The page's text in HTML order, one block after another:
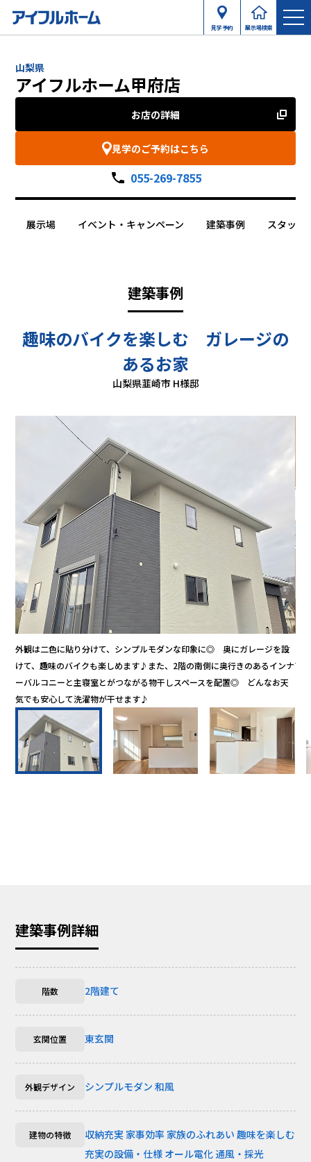
見学予約 展示場検索
山梨県
アイフルホーム甲府店
お店の詳細
見学のご予約はこちら
055-269-7855
展示場 イベント・キャンペーン 建築事例 スタッフ
建築事例
趣味のバイクを楽しむ ガレージの
あるお家
山梨県韮崎市 H様邸
外観は二色に貼り分けて、シンプルモダンな印象に◎ 奥にガレージを設
けて、趣味のバイクも楽しめます♪また、2階の南側に奥行きのあるインナ
ーバルコニーと主寝室とがつながる物干しスペースを配置◎ どんなお天
気でも安心して洗濯物が干せます♪
南
建築事例詳細
階数 2階建て
玄関位置 東玄関
外観デザイン シンプルモダン 和風
建物の特徴 収納充実 家事効率 家族のふれあい 趣味を楽しむ
充実の設備・仕様 オール電化 通風・採光